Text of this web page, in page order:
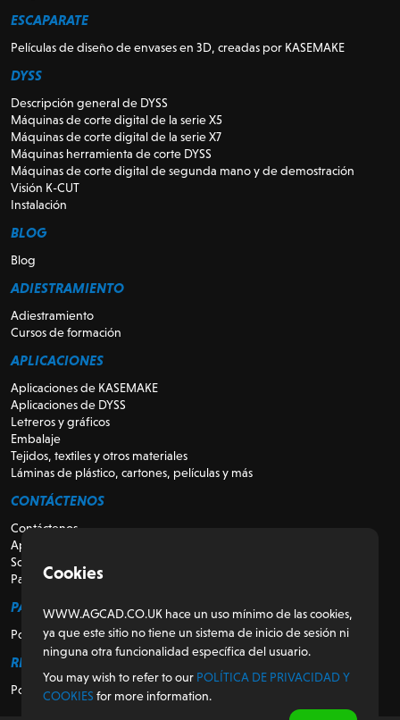
ESCAPARATE
Películas de diseño de envases en 3D, creadas por KASEMAKE
DYSS
Descripción general de DYSS
Máquinas de corte digital de la serie X5
Máquinas de corte digital de la serie X7
Máquinas herramienta de corte DYSS
Máquinas de corte digital de segunda mano y de demostración
Visión K-CUT
Instalación
BLOG
Blog
ADIESTRAMIENTO
Adiestramiento
Cursos de formación
APLICACIONES
Aplicaciones de KASEMAKE
Aplicaciones de DYSS
Letreros y gráficos
Embalaje
Tejidos, textiles y otros materiales
Láminas de plástico, cartones, películas y más
CONTÁCTENOS
Contáctenos
Apoyo
Sobre nosotros
Para revendedores
PARA LOS CLIENTES
Portal del cliente
REGULADOR
Política de privacidad y cookies
Cookies
WWW.AGCAD.CO.UK hace un uso mínimo de las cookies,
ya que este sitio no tiene un sistema de inicio de sesión ni
ninguna otra funcionalidad específica del usuario.
You may wish to refer to our POLÍTICA DE PRIVACIDAD Y
COOKIES for more information.